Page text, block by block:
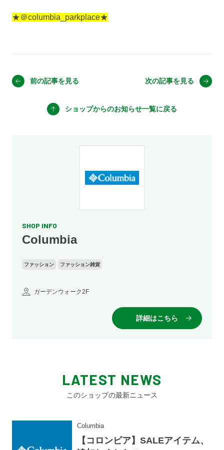
★＠columbia_parkplace★
前の記事を見る 次の記事を見る
ショップからのお知らせ一覧に戻る
SHOP INFO
Columbia
ファッション ファッション雑貨
ガーデンウォーク2F
詳細はこちら
LATEST NEWS
このショップの最新ニュース
Columbia
【コロンビア】SALEアイテム、